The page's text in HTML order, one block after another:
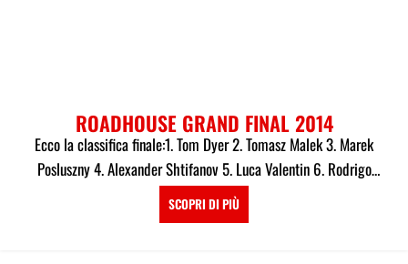
ROADHOUSE GRAND FINAL 2014
Ecco la classifica finale:1. Tom Dyer 2. Tomasz Malek 3. Marek
Posluszny 4. Alexander Shtifanov 5. Luca Valentin 6. Rodrigo
Delpech
SCOPRI DI PIÙ